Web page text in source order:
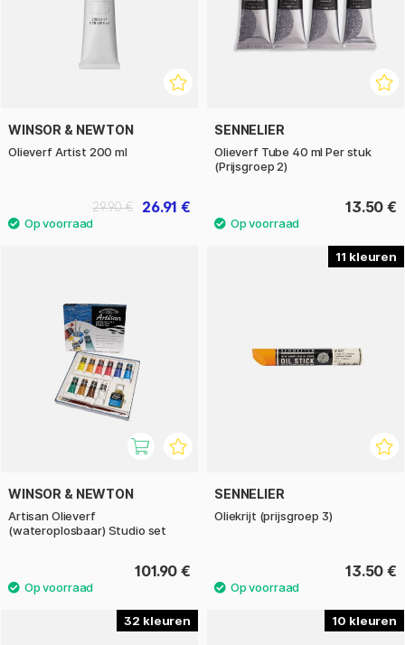
WINSOR & NEWTON
Olieverf Artist 200 ml
26.91 €
29.90 €
SENNELIER
Olieverf Tube 40 ml Per stuk
(Prijsgroep 2)
13.50 €
WINSOR & NEWTON
Artisan Olieverf
(wateroplosbaar) Studio set
101.90 €
11
SENNELIER
Oliekrijt (prijsgroep 3)
13.50 €
32 10